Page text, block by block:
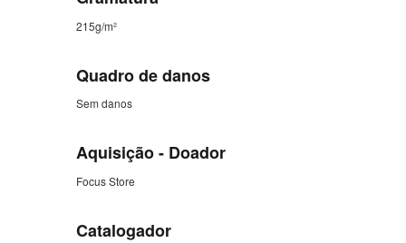
215g/m²
Quadro de danos
Sem danos
Aquisição - Doador
Focus Store
Catalogador